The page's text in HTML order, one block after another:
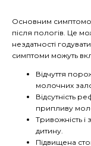
Основним симптомом
після пологів. Це
нездатності
симптоми можуть
Відчуття
молочних
Відсутність
припливу
Тривожність і
дитину.
Підвищена